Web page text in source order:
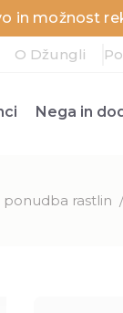
in možnost
O Džungli
Nega in
ponudba rastlin